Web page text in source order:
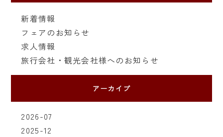
新着情報
フェアのお知らせ
求人情報
旅行会社・観光会社様へのお知らせ
アーカイブ
2026-07
2025-12